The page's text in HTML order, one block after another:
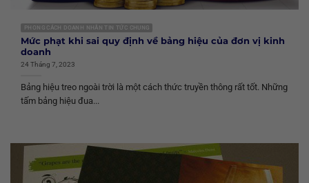
PHONG CÁCH DOANH NHÂN TIN TỨC CHUNG
Mức phạt khi sai quy định về bảng hiệu của đơn vị kinh
doanh
24 Tháng 7, 2023
Bảng hiệu treo ngoài trời là một cách thức truyền thông rất tốt. Những
tấm bảng hiệu đua...